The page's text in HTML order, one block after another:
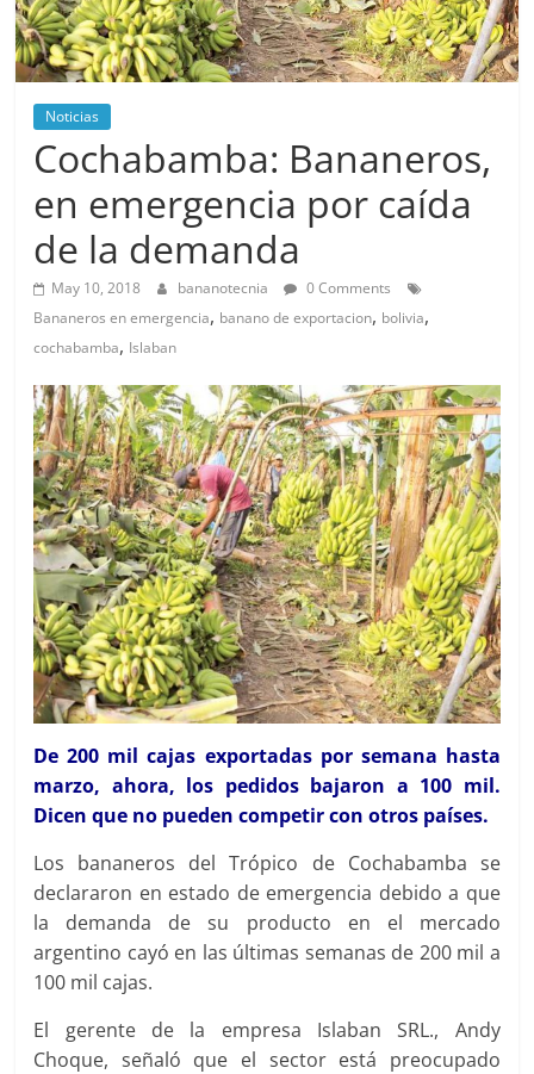
Noticias
Cochabamba: Bananeros,
en emergencia por caída
de la demanda
May 10, 2018 bananotecnia
0 Comments
Bananeros en emergencia, banano de exportacion, bolivia,
cochabamba, Islaban
De 200 mil cajas exportadas por semana hasta
marzo, ahora, los pedidos bajaron a 100 mil.
Dicen que no pueden competir con otros países.
Los bananeros del Trópico de Cochabamba se
declararon en estado de emergencia debido a que
la demanda de su producto en el mercado
argentino cayó en las últimas semanas de 200 mil a
100 mil cajas.
El gerente de la empresa Islaban SRL., Andy
Choque, señaló que el sector está preocupado